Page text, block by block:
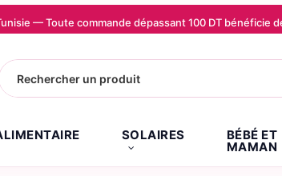
— Toute commande dépassant 100 DT
SOLAIRES BÉBÉ ET
MAMAN